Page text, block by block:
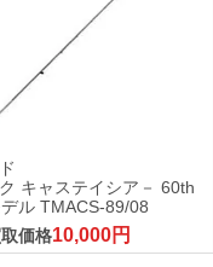
キャステイシア－ 60th
ル TMACS-89/08
価格10,000円